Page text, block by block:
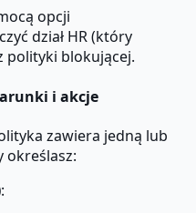
opcji
dział HR (który
polityki blokującej.
i akcje
zawiera jedną lub
określasz:
: